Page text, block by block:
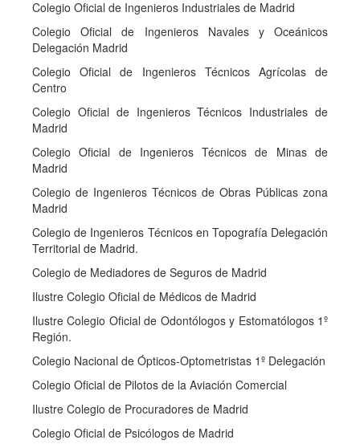
Colegio Oficial de Ingenieros Industriales de Madrid
Colegio Oficial de Ingenieros Navales y Oceánicos
Delegación Madrid
Colegio Oficial de Ingenieros Técnicos Agrícolas de
Centro
Colegio Oficial de Ingenieros Técnicos Industriales de
Madrid
Colegio Oficial de Ingenieros Técnicos de Minas de
Madrid
Colegio de Ingenieros Técnicos de Obras Públicas zona
Madrid
Colegio de Ingenieros Técnicos en Topografía Delegación
Territorial de Madrid.
Colegio de Mediadores de Seguros de Madrid
Ilustre Colegio Oficial de Médicos de Madrid
Ilustre Colegio Oficial de Odontólogos y Estomatólogos 1º
Región.
Colegio Nacional de Ópticos-Optometristas 1º Delegación
Colegio Oficial de Pilotos de la Aviación Comercial
Ilustre Colegio de Procuradores de Madrid
Colegio Oficial de Psicólogos de Madrid